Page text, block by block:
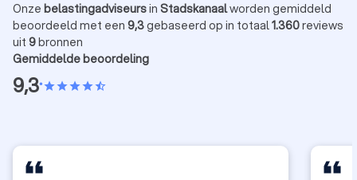
Onze belastingadviseursin Stadskanaalworden gemiddeld
beoordeeld met een 9,3gebaseerd op in totaal1.360reviews
uit 9bronnen
Gemiddelde beoordeling
9,3•starstarstarstarstar_half